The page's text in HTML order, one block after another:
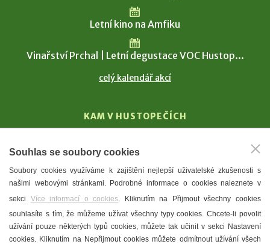
Letní kino na Amfiku
Vinařství Prchal | Letní degustace VOC Hustop...
celý kalendář akcí
KAM V HUSTOPEČÍCH
T. G. Masaryk
Mandloně
Ubytování
Restaurace
Městské muzeum a galerie
Souhlas se soubory cookies
Soubory cookies využíváme k zajištění nejlepší uživatelské zkušenosti s
našimi webovými stránkami. Podrobné informace o cookies naleznete v
sekci Více informací o cookies. Kliknutím na Přijmout všechny cookies
souhlasíte s tím, že můžeme užívat všechny typy cookies. Chcete-li povolit
užívání pouze některých typů cookies, můžete tak učinit v sekci Nastavení
cookies. Kliknutím na Nepřijmout cookies můžete odmítnout užívání všech